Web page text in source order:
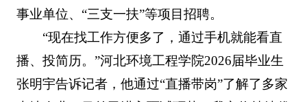
事业单位、“三支一扶”等项目招聘。
“现在找工作方便多了，通过手机就能看直
播、投简历。”河北环境工程学院2026届毕业生
张明宇告诉记者，他通过“直播带岗”了解了多家